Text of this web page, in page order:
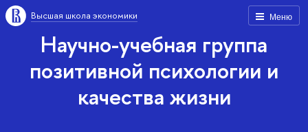
Меню
Высшая школа экономики
Научно-учебная группа
позитивной психологии и
качества жизни